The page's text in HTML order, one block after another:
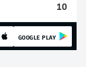
10
GOOGLE PLAY